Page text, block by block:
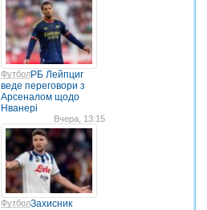
ФутболРБ Лейпциг
веде переговори з
Арсеналом щодо
Нванері
Вчера, 13:15
ФутболЗахисник